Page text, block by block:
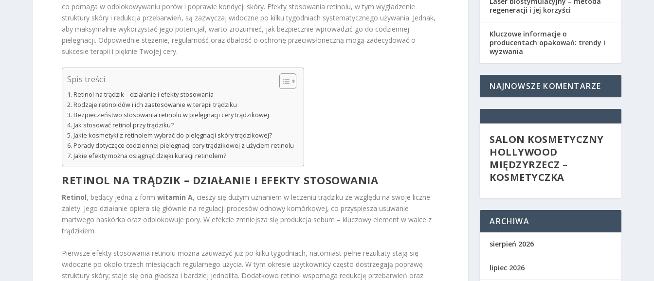
co pomaga w odblokowywaniu porów i poprawie kondycji skóry. Efekty stosowania retinolu, w tym wygładzenie
struktury skóry i redukcja przebarwień, są zazwyczaj widoczne po kilku tygodniach systematycznego używania. Jednak,
aby maksymalnie wykorzystać jego potencjał, warto zrozumieć, jak bezpiecznie wprowadzić go do codziennej
pielęgnacji. Odpowiednie stężenie, regularność oraz dbałość o ochronę przeciwsłoneczną mogą zadecydować o
sukcesie terapii i pięknie Twojej cery.
Spis treści
Retinol na trądzik – działanie i efekty stosowania
Rodzaje retinoidów i ich zastosowanie w terapii trądziku
Bezpieczeństwo stosowania retinolu w pielęgnacji cery trądzikowej
Jak stosować retinol przy trądziku?
Jakie kosmetyki z retinolem wybrać do pielęgnacji skóry trądzikowej?
Porady dotyczące codziennej pielęgnacji cery trądzikowej z użyciem retinolu
Jakie efekty można osiągnąć dzięki kuracji retinolem?
RETINOL NA TRĄDZIK – DZIAŁANIE I EFEKTY STOSOWANIA
Retinol, będący jedną z formwitamin A, cieszy się dużym uznaniem w leczeniu trądziku ze względu na swoje liczne
zalety. Jego działanie opiera się głównie na regulacji procesów odnowy komórkowej, co przyspiesza usuwanie
martwego naskórka oraz odblokowuje pory. W efekcie zmniejsza się produkcja sebum – kluczowy element w walce z
trądzikiem.
Pierwsze efekty stosowania retinolu można zauważyć już po kilku tygodniach, natomiast pełne rezultaty stają się
widoczne po około trzech miesiącach regularnego użycia. W tym okresie użytkownicy często dostrzegają poprawę
struktury skóry; staje się ona gładsza i bardziej jednolita. Dodatkowo retinol wspomaga redukcję przebarwień oraz
regeneracji i jej korzyści
Kluczowe informacje o
producentach opakowań: trendy i
wyzwania
NAJNOWSZE KOMENTARZE
SALON KOSMETYCZNY
HOLLYWOOD
MIĘDZYRZECZ –
KOSMETYCZKA
ARCHIWA
sierpień 2026
lipiec 2026